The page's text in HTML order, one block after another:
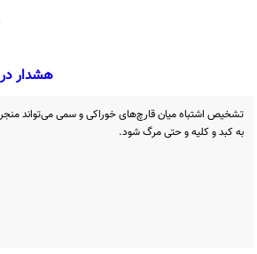
هشدار
تشخیص اشتباه میان قارچ‌های خوراکی و سمی می‌تواند
به کبد و کلیه و حتی مرگ شود.